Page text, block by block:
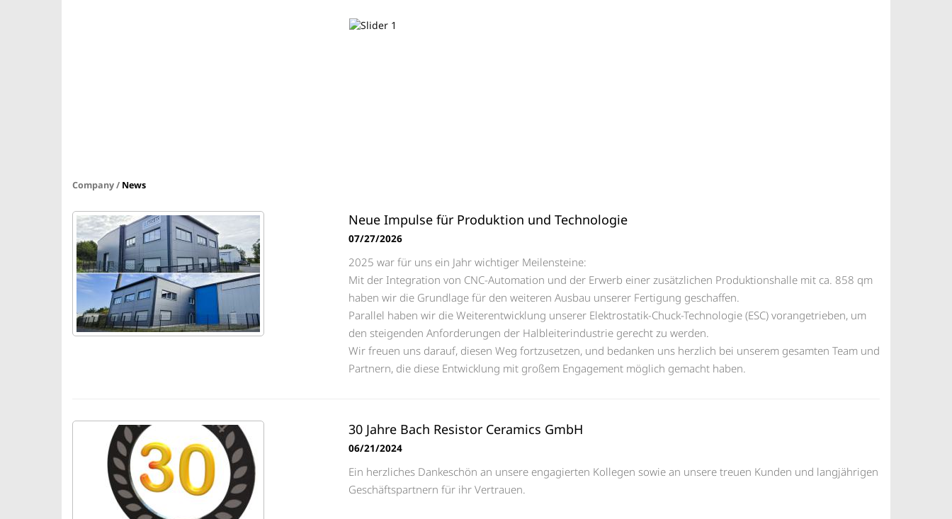
Company / News
Neue Impulse für Produktion und Technologie
07/27/2026
2025 war für uns ein Jahr wichtiger Meilensteine:
Mit der Integration von CNC-Automation und der Erwerb einer zusätzlichen Produktionshalle mit ca. 858 qm
haben wir die Grundlage für den weiteren Ausbau unserer Fertigung geschaffen.
Parallel haben wir die Weiterentwicklung unserer Elektrostatik-Chuck-Technologie (ESC) vorangetrieben, um
den steigenden Anforderungen der Halbleiterindustrie gerecht zu werden.
Wir freuen uns darauf, diesen Weg fortzusetzen, und bedanken uns herzlich bei unserem gesamten Team und
Partnern, die diese Entwicklung mit großem Engagement möglich gemacht haben.
30 Jahre Bach Resistor Ceramics GmbH
06/21/2024
Ein herzliches Dankeschön an unsere engagierten Kollegen sowie an unsere treuen Kunden und langjährigen
Geschäftspartnern für ihr Vertrauen.